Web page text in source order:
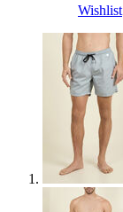
Wishlist